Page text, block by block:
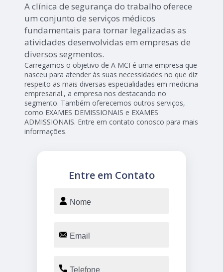
A clínica de segurança do trabalho oferece
um conjunto de serviços médicos
fundamentais para tornar legalizadas as
atividades desenvolvidas em empresas de
diversos segmentos.
Carregamos o objetivo de A MCI é uma empresa que
nasceu para atender às suas necessidades no que diz
respeito as mais diversas especialidades em medicina
empresarial., a empresa nos destacando no
segmento. Também oferecemos outros serviços,
como EXAMES DEMISSIONAIS e EXAMES
ADMISSIONAIS. Entre em contato conosco para mais
informações.
Entre em Contato